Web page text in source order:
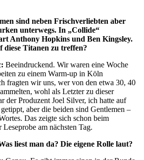
sind neben Frischverliebten aber
unterwegs. In „Collide“
Anthony Hopkins und Ben Kingsley.
diese Titanen zu treffen?
Beeindruckend. Wir waren eine Woche
zu einem Warm-up in Köln
fragten wir uns, wer von den etwa 30, 40
wohl als Letzter zu dieser
der Produzent Joel Silver, ich hatte auf
aber die beiden sind Gentlemen –
Das zeigte sich schon beim
am nächsten Tag.
liest man da? Die eigene Rolle laut?